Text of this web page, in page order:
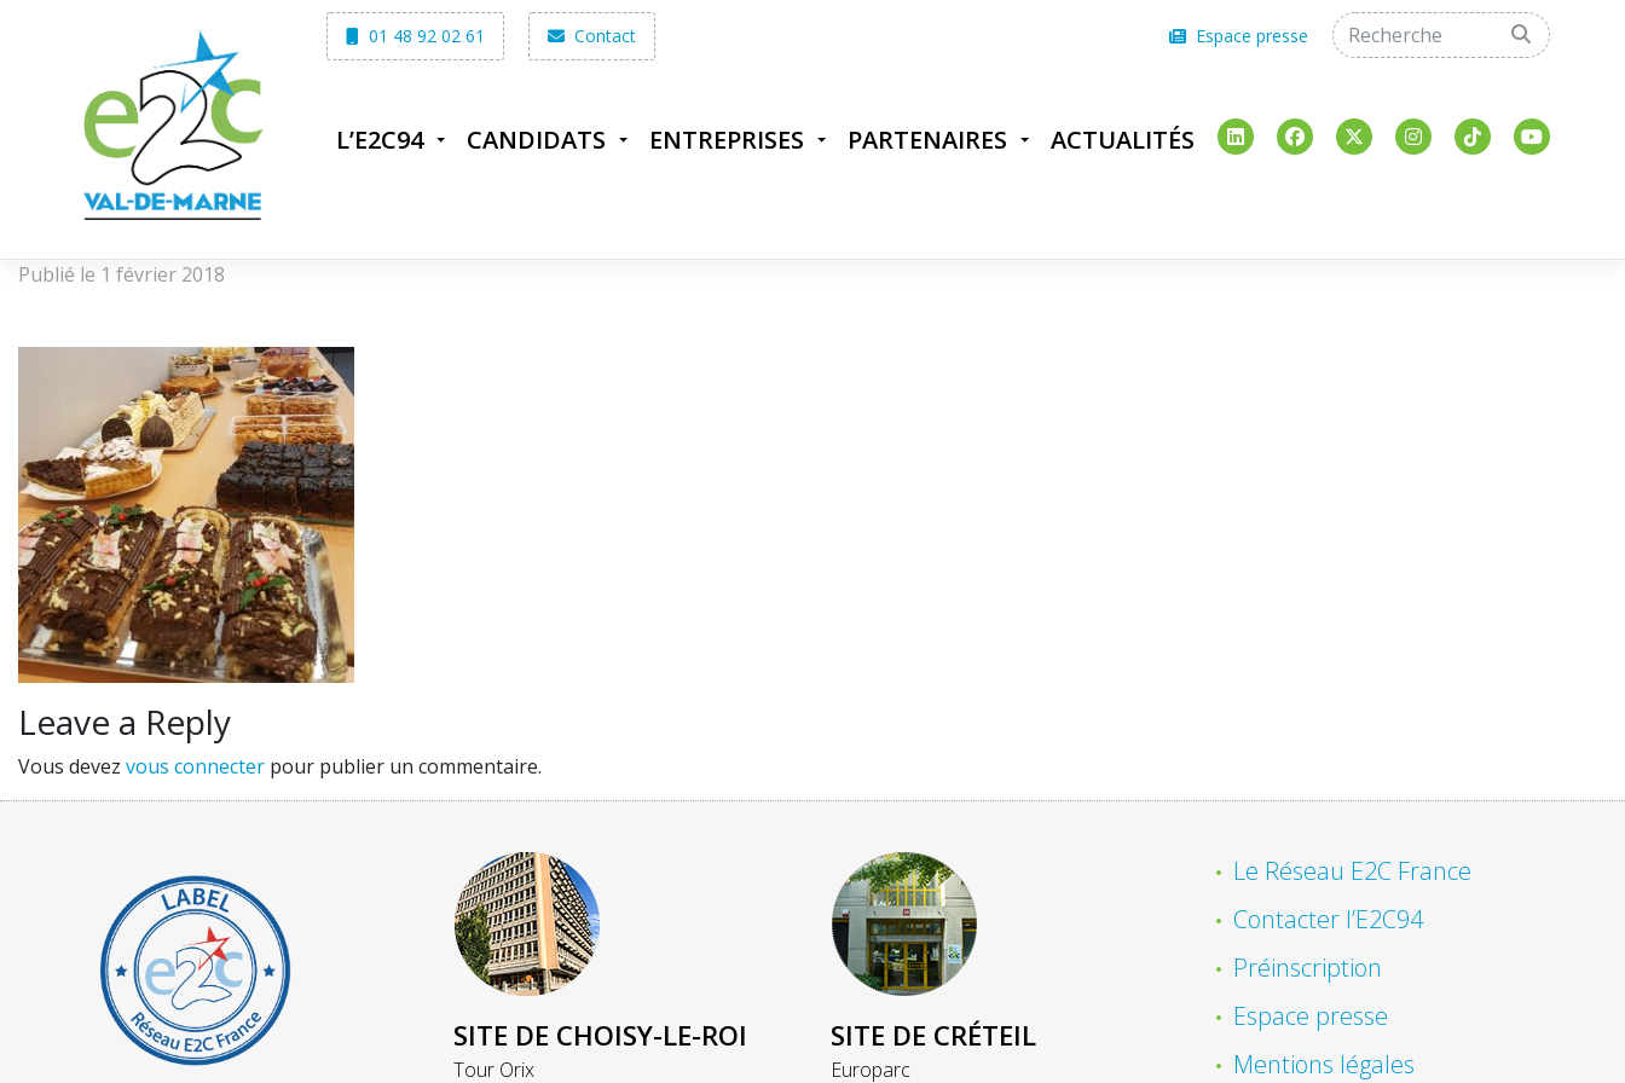
01 48 92 02 61 Contact Espace presse
L’E2C94 CANDIDATS ENTREPRISES PARTENAIRES ACTUALITÉS
Publié le 1 février 2018
Leave a Reply
Vous devez vous connecter pour publier un commentaire.
SITE DE CHOISY-LE-ROI
Tour Orix
SITE DE CRÉTEIL
Europarc
Le Réseau E2C France
Contacter l’E2C94
Préinscription
Espace presse
Mentions légales